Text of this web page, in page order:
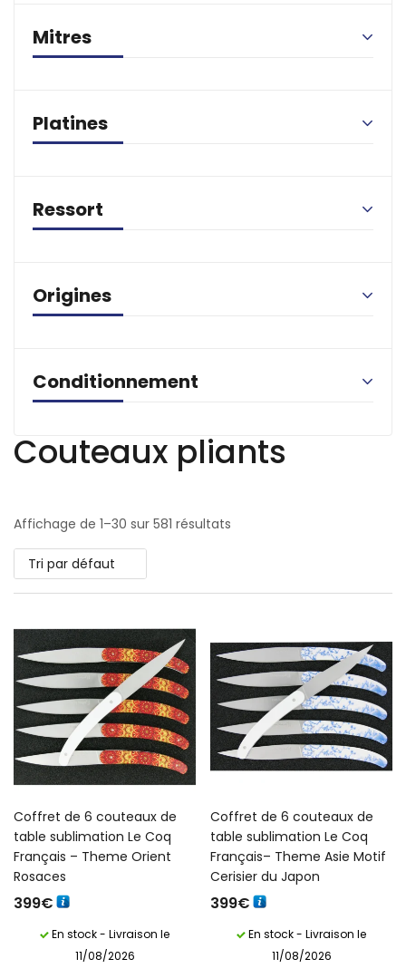
Mitres
Platines
Ressort
Origines
Conditionnement
Couteaux pliants
Affichage de 1–30 sur 581 résultats
Tri par défaut
Coffret de 6 couteaux de
table sublimation Le Coq
Français – Theme Orient
Rosaces
399€
En stock - Livraison le
11/08/2026
Coffret de 6 couteaux de
table sublimation Le Coq
Français– Theme Asie Motif
Cerisier du Japon
399€
En stock - Livraison le
11/08/2026